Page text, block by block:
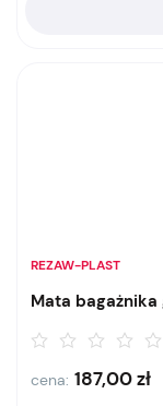
REZAW-PLAST
Mata
cena: 187,00zł